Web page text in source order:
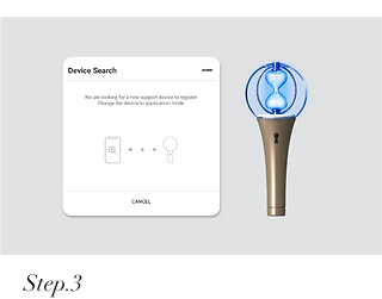
Step.3